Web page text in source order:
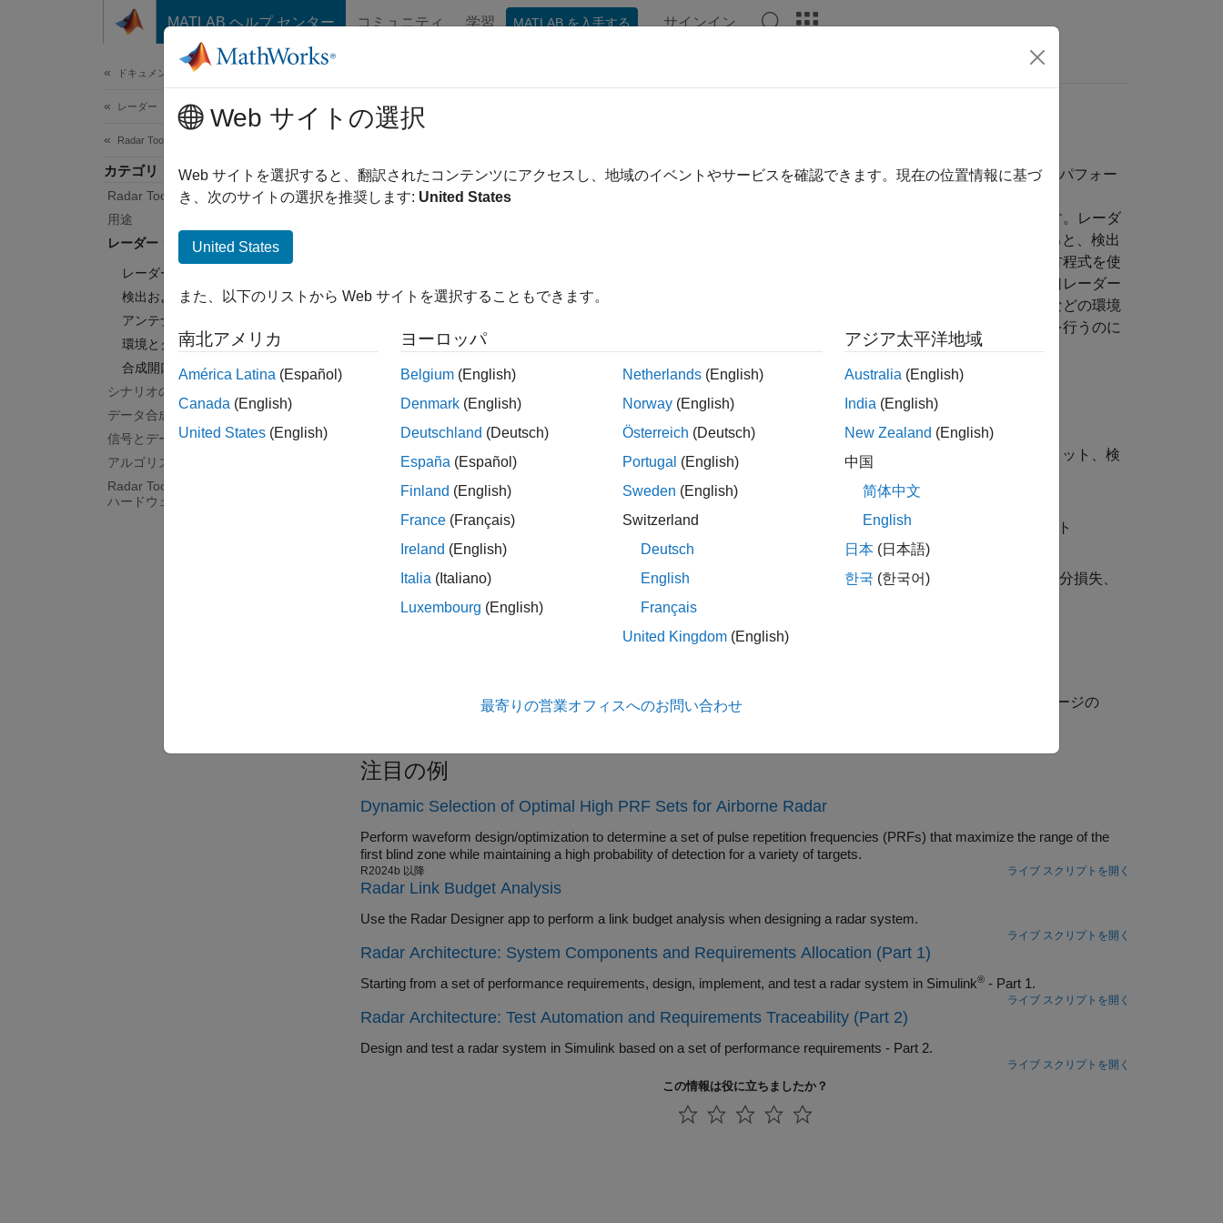
コンテンツへスキップ
MATLAB ヘルプ センター コミュニティ 学習 MATLAB を入手する サインイン
ドキュメンテーションのホーム
レーダー
Radar Toolbox
カテゴリ
Radar Toolbox 入門
用途
レーダー システム エンジニアリング
レーダー方程式
検出およびトラッキングの統計
アンテナと受信機のゲインと損失
環境とクラッター
合成開口レーダー
シナリオの生成
データ合成
信号とデータの処理
アルゴリズムの高速化とコード生成
Radar Toolbox でサポートされている
ハードウェア
レーダー システム エンジニアリング
レーダー方程式、環境およびシステムの損失、検出およびトラッキングの統計、合成開口レーダー (SAR)、パフォー
マンス メトリクス
このセクションの関数は、レーダー システムのパフォーマンスを評価するために必要なツールを提供します。レーダ
ー方程式を使用し、送信電力の関数としてレーダー受信 S/N 比を評価できます。ツールボックスを使用すると、検出
可能な最小信号と、位置や速度などの測定可能なターゲット プロパティの精度を決定できます。レーダー方程式を使
用すると、受信者動作特性などの重要なレーダー メトリクスを決定できます。ツールボックスは、合成開口レーダー
だけでなく、捜索追尾レーダー システムのパフォーマンスを測定することもできます。気象やクラッターなどの環境
などのツールは、リンクバジェットの解析を行うのに
役立ちます。
カテゴリ
レーダー方程式
捜索追尾のためのレーダー方程式、合成開口レーダー (SAR) 形式のレーダー方程式、S/N 比対レンジのプロット、検
検出可能性係数、受信者動作特性 (ROC)、トラッカー動作特性 (TOC)、レンジ-角度-高さ (ブレイク) チャート
アンテナと受信機のゲインと損失
ビームおよびスキャンの損失、ビーム滞留係数、エクリプス損失、ノイズ指数、マッチング損失、パルス積分損失、
CFAR 損失、MTI 損失
アンテナのフットプリントと分解能、レンジとクロスレンジの不明瞭さ、SAR イメージの歪み、SAR イメージの
注目の例
Dynamic Selection of Optimal High PRF Sets for Airborne Radar
Perform waveform design/optimization to determine a set of pulse repetition frequencies (PRFs) that maximize the range of the
first blind zone while maintaining a high probability of detection for a variety of targets.
R2024b 以降 ライブ スクリプトを開く
Radar Link Budget Analysis
Use the Radar Designer app to perform a link budget analysis when designing a radar system.
ライブ スクリプトを開く
Radar Architecture: System Components and Requirements Allocation (Part 1)
Starting from a set of performance requirements, design, implement, and test a radar system in Simulink® - Part 1.
ライブ スクリプトを開く
Radar Architecture: Test Automation and Requirements Traceability (Part 2)
Design and test a radar system in Simulink based on a set of performance requirements - Part 2.
ライブ スクリプトを開く
この情報は役に立ちましたか？
Web サイトの選択
Web サイトを選択すると、翻訳されたコンテンツにアクセスし、地域のイベントやサービスを確認できます。現在の位置情報に基づ
き、次のサイトの選択を推奨します: United States
United States
また、以下のリストから Web サイトを選択することもできます。
南北アメリカ
América Latina (Español)
Canada (English)
United States (English)
ヨーロッパ
Belgium (English)
Denmark (English)
Deutschland (Deutsch)
España (Español)
Finland (English)
France (Français)
Ireland (English)
Italia (Italiano)
Luxembourg (English)
Netherlands (English)
Norway (English)
Österreich (Deutsch)
Portugal (English)
Sweden (English)
Switzerland
Deutsch
English
Français
United Kingdom (English)
アジア太平洋地域
Australia (English)
India (English)
New Zealand (English)
中国
简体中文
English
日本 (日本語)
한국 (한국어)
最寄りの営業オフィスへのお問い合わせ